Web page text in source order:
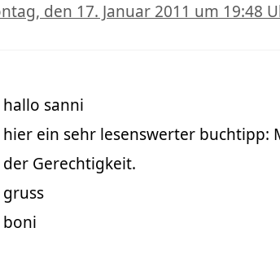
den 17. Januar 2011 um 19:48
hallo sanni
hier ein sehr lesenswerter buchtipp:
der Gerechtigkeit.
gruss
boni